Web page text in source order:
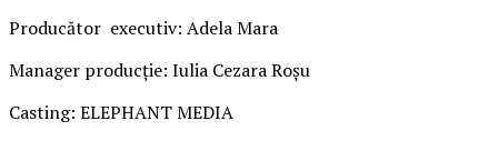
Producător executiv: Adela Mara
Manager producție: Iulia Cezara Roșu
Casting: ELEPHANT MEDIA